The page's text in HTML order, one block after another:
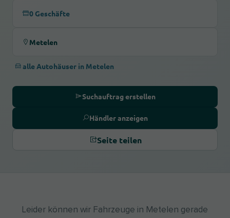
0 Geschäfte
Metelen
alle Autohäuser in Metelen
Suchauftrag erstellen
Händler anzeigen
Seite teilen
Leider können wir Fahrzeuge in Metelen gerade